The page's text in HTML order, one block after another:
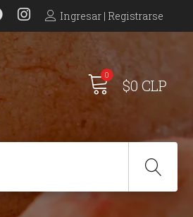
Ingresar | Registrarse
0
$0 CLP